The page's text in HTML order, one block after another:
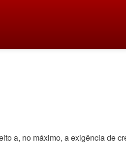
a, no máximo, a exigência de